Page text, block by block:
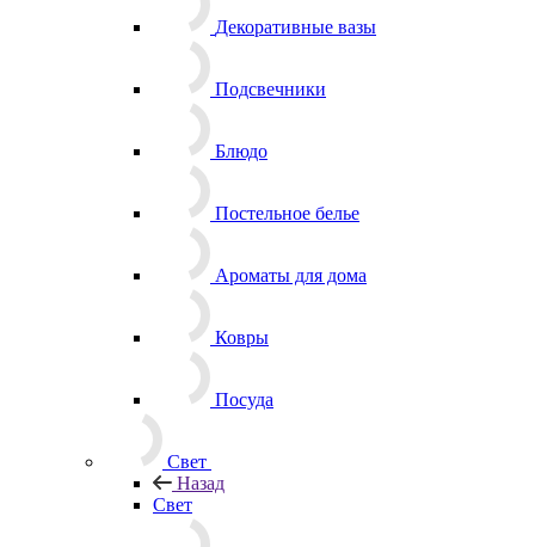
Декоративные вазы
Подсвечники
Блюдо
Постельное белье
Ароматы для дома
Ковры
Посуда
Свет
Назад
Свет